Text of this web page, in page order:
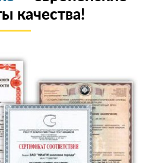
качества!